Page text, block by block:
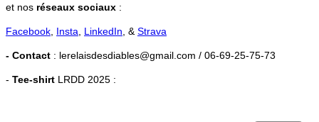
et nos réseaux sociaux :
Facebook Insta LinkedIn , & Strava
- Contact : lerelaisdesdiables@gmail.com / 06-69-25-75-73
- Tee-shirt LRDD 2025 :